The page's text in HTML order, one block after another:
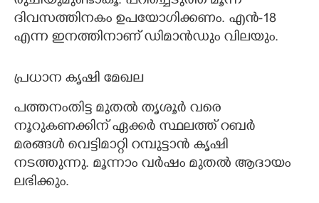
ദിവസത്തിനകം ഉപയോഗിക്കണം. എൻ-18
എന്ന ഇനത്തിനാണ് ഡി​മാൻഡും വി​ലയും.
പ്രധാന കൃഷി മേഖല
പത്തനംതിട്ട മുതൽ തൃശൂർ വരെ
നൂറുകണക്കിന് ഏക്കർ സ്ഥലത്ത് റബർ
മരങ്ങൾ വെട്ടിമാറ്റി റമ്പുട്ടാൻ കൃഷി
നടത്തുന്നു. മൂന്നാം വർഷം മുതൽ ആദായം
ലഭിക്കും.